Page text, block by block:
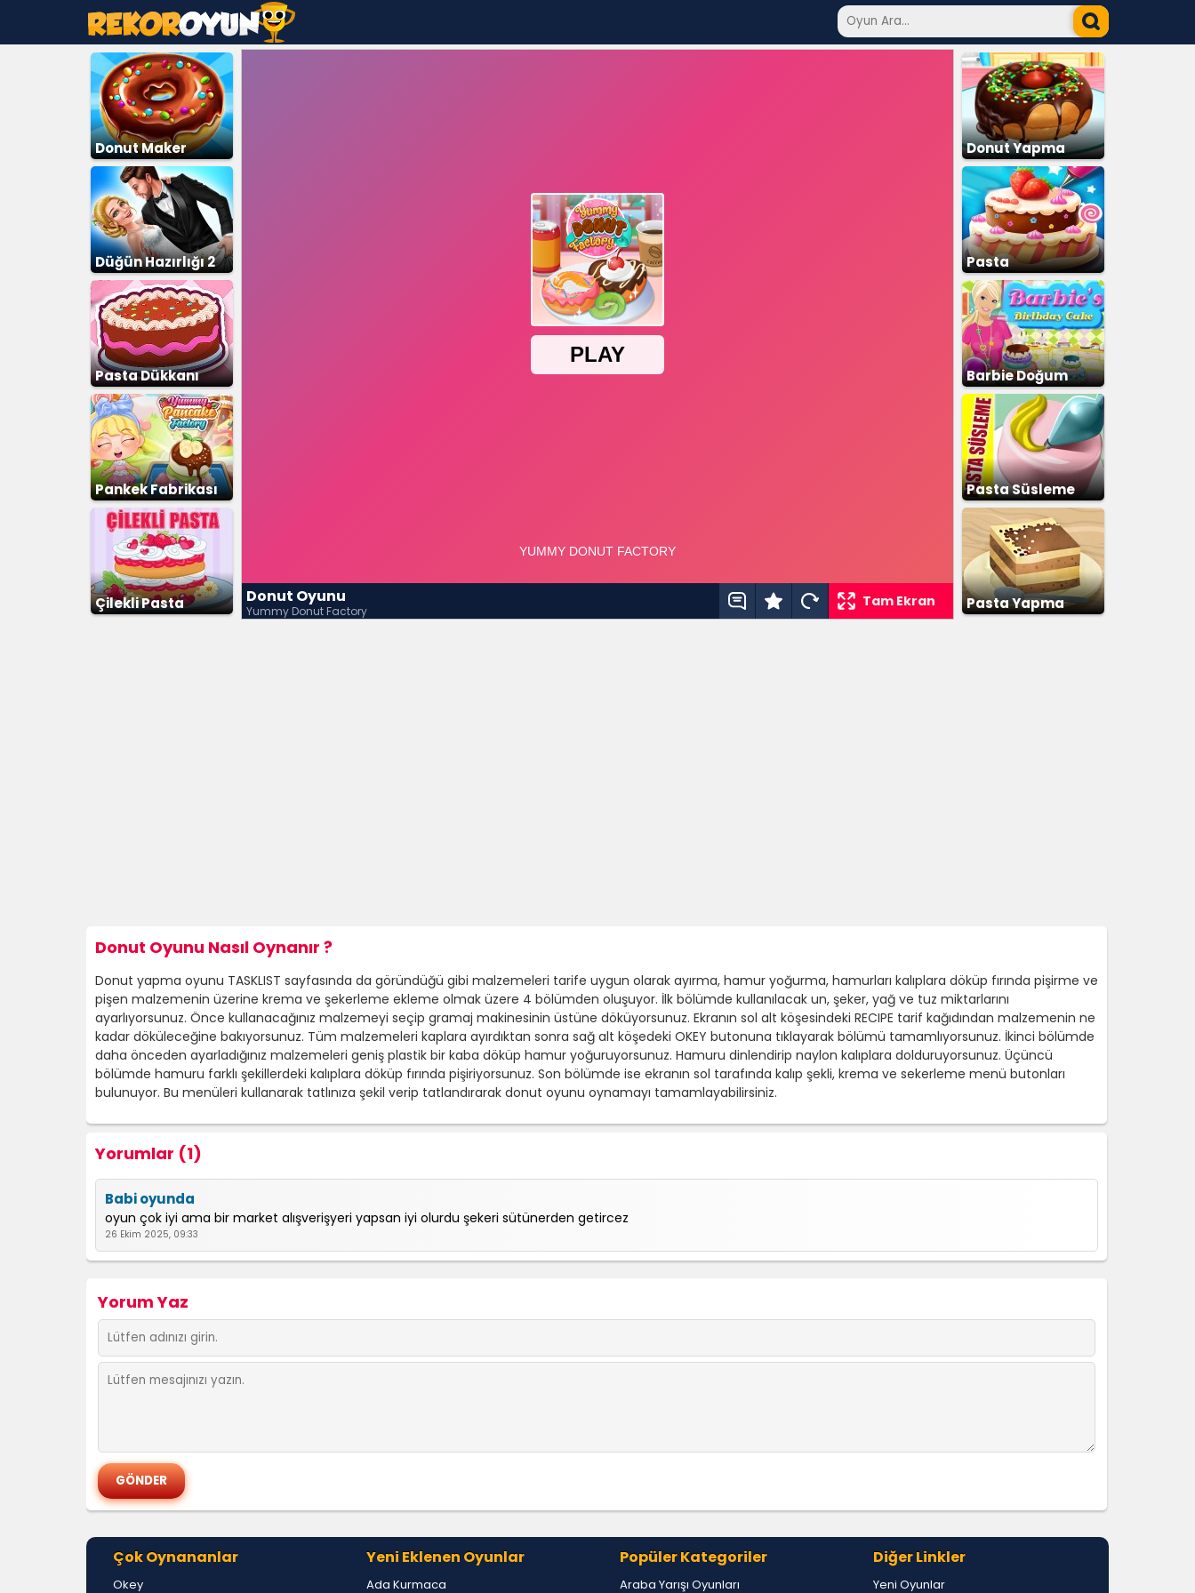
Donut Maker
Düğün Hazırlığı 2
Pasta Dükkanı
Pankek Fabrikası
Çilekli Pasta Donut Oyunu
Yummy Donut Factory
Tam Ekran
Donut Yapma
Pasta
Barbie Doğum
Günü Pastası
Pasta Süsleme
Pasta Yapma
Donut Oyunu Nasıl Oynanır ?
Donut yapma oyunu TASKLIST sayfasında da göründüğü gibi malzemeleri tarife uygun olarak ayırma, hamur yoğurma, hamurları kalıplara döküp fırında pişirme ve
pişen malzemenin üzerine krema ve şekerleme ekleme olmak üzere 4 bölümden oluşuyor. İlk bölümde kullanılacak un, şeker, yağ ve tuz miktarlarını
ayarlıyorsunuz. Önce kullanacağınız malzemeyi seçip gramaj makinesinin üstüne döküyorsunuz. Ekranın sol alt köşesindeki RECIPE tarif kağıdından malzemenin ne
kadar döküleceğine bakıyorsunuz. Tüm malzemeleri kaplara ayırdıktan sonra sağ alt köşedeki OKEY butonuna tıklayarak bölümü tamamlıyorsunuz. İkinci bölümde
daha önceden ayarladığınız malzemeleri geniş plastik bir kaba döküp hamur yoğuruyorsunuz. Hamuru dinlendirip naylon kalıplara dolduruyorsunuz. Üçüncü
bölümde hamuru farklı şekillerdeki kalıplara döküp fırında pişiriyorsunuz. Son bölümde ise ekranın sol tarafında kalıp şekli, krema ve sekerleme menü butonları
bulunuyor. Bu menüleri kullanarak tatlınıza şekil verip tatlandırarak donut oyunu oynamayı tamamlayabilirsiniz.
Yorumlar (1)
Babi oyunda
oyun çok iyi ama bir market alışverişyeri yapsan iyi olurdu şekeri sütünerden getircez
26 Ekim 2025, 09:33
Yorum Yaz
Çok Oynananlar
Okey
Yeni Eklenen Oyunlar
Ada Kurmaca
Popüler Kategoriler
Araba Yarışı Oyunları
Diğer Linkler
Yeni Oyunlar